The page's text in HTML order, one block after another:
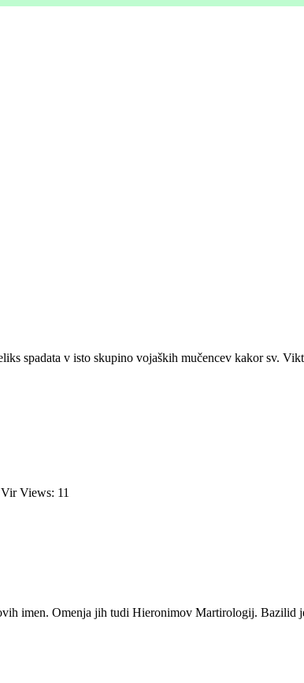
v isto skupino vojaških mučencev kakor sv.
Views: 11
imen. Omenja jih tudi Hieronimov Martirologij.